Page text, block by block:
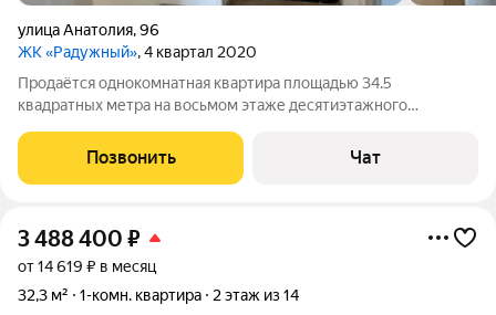
улица Анатолия,96
ЖК «Радужный», 4 квартал 2020
Продаётся однокомнатная квартира площадью 34.5
квадратных метра на восьмом этаже десятиэтажного
внутри квартала, окна выходят во двор с видом на детскую
площадку и детский сад.
Позвонить Чат
3 488 400 ₽
от 14 619 ₽ в месяц
32,3 м²
1-комн. квартира 2 этаж из 14